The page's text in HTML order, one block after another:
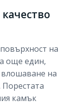
на
още един,
на
камък